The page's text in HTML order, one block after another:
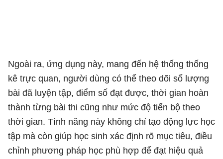
Ngoài ra, ứng dụng này, mang đến hệ thống thống
kê trực quan, người dùng có thể theo dõi số lượng
bài đã luyện tập, điểm số đạt được, thời gian hoàn
thành từng bài thi cũng như mức độ tiến bộ theo
thời gian. Tính năng này không chỉ tạo động lực học
tập mà còn giúp học sinh xác định rõ mục tiêu, điều
chỉnh phương pháp học phù hợp để đạt hiệu quả